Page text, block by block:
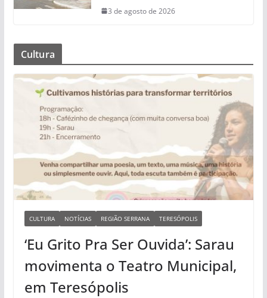
3 de agosto de 2026
Cultura
CULTURA NOTÍCIAS REGIÃO SERRANA TERESÓPOLIS
‘Eu Grito Pra Ser Ouvida’: Sarau
movimenta o Teatro Municipal,
em Teresópolis